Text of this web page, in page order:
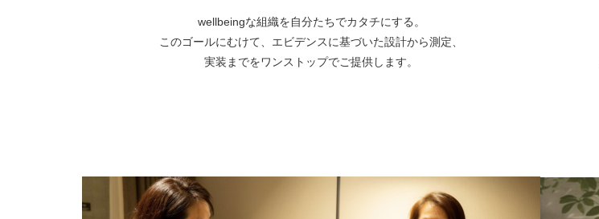
wellbeingな組織を自分たちでカタチにする。
このゴールにむけて、エビデンスに基づいた設計から測定、
実装までをワンストップでご提供します。